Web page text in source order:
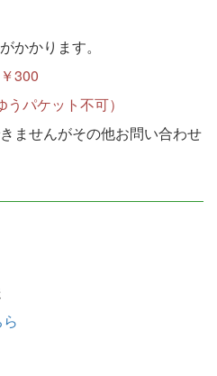
かかります。
￥300
パケット不可）
ませんがその他お問い合わせ